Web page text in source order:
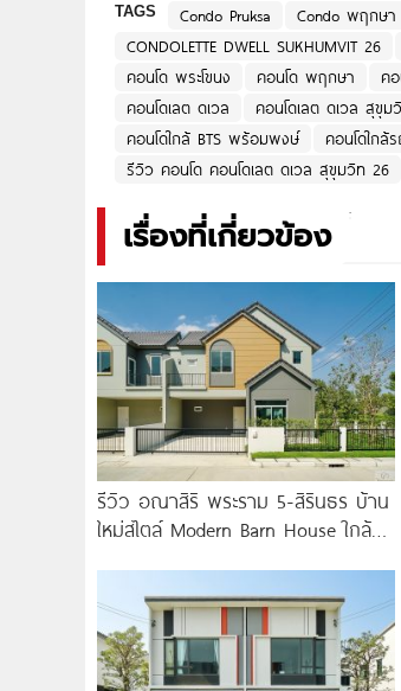
TAGS Condo Pruksa Condo พฤกษา
CONDOLETTE DWELL SUKHUMVIT 26
คอนโด พระโขนง
คอนโด พฤกษา ค
คอนโดเลต ดเวล
คอนโดเลต ดเวล สุขุม
คอนโดใกล้ BTS พร้อมพงษ์
คอนโดใกล้
รีวิว คอนโด คอนโดเลต ดเวล สุขุมวิท 26
เรื่องที่เกี่ยวข้อง
รีวิว อณาสิริ พระราม 5-สิรินธร บ้าน
ใหม่สไตล์ Modern Barn House ใกล้